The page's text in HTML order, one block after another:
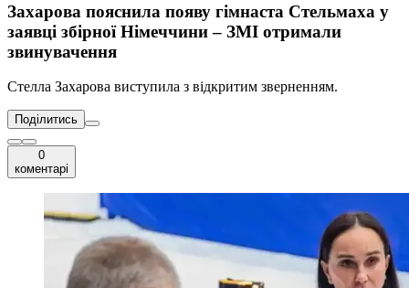
Захарова пояснила появу гімнаста Стельмаха у
заявці збірної Німеччини – ЗМІ отримали
звинувачення
Стелла Захарова виступила з відкритим зверненням.
Поділитись
0
коментарі